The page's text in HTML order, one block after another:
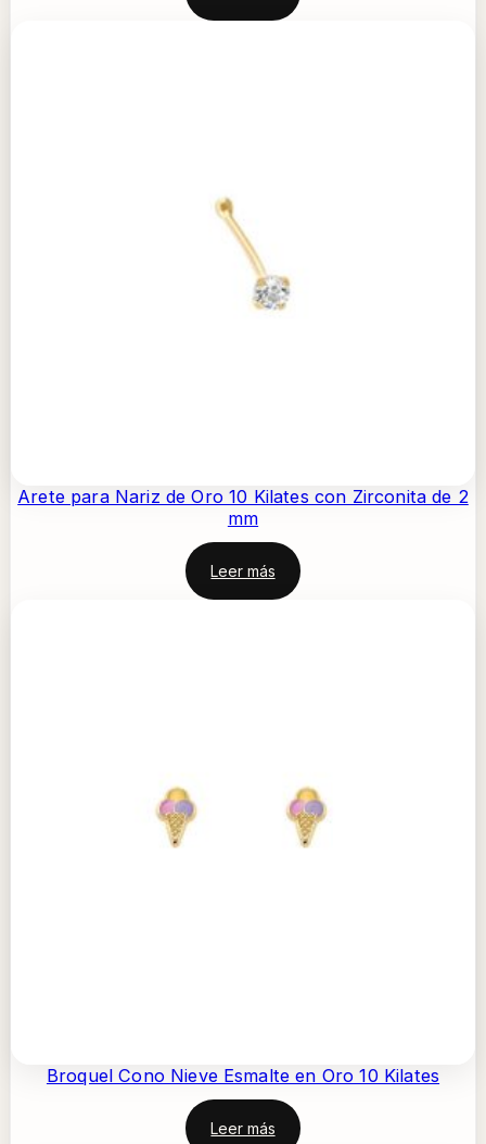
Arete para Nariz de Oro 10 Kilates con Zirconita de 2
mm
Leer más
Broquel Cono Nieve Esmalte en Oro 10 Kilates
Leer más